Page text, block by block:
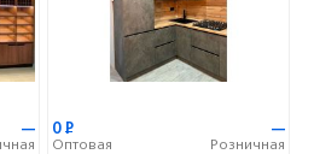
— 0Р
Оптовая
—
Розничная